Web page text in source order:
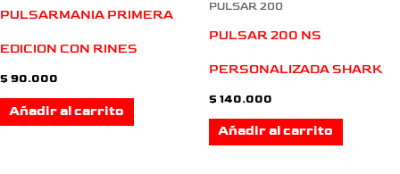
PULSARMANIA PRIMERA
EDICION CON RINES
$ 90.000
Añadir al carrito
PULSAR 200
PULSAR 200 NS
PERSONALIZADA SHARK
$ 140.000
Añadir al carrito